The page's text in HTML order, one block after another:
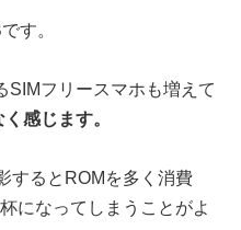
です。
SIMフリースマホも増えて
感じます。
するとROMを多く消費
になってしまうことがよ